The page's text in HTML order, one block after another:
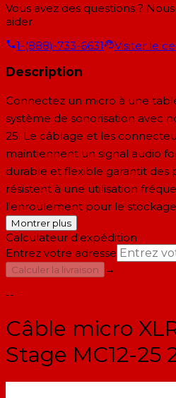
Vous avez des questions ?
aider.
1-(888)-733-6631
Visiter le
Description
Connectez un micro à une
système de sonorisation avec
25. Le câblage et les
maintiennent un signal audio
durable et flexible garantit des
résistent à une utilisation
l'enroulement pour le
Montrer plus
Calculateur d'expédition
Entrez votre adresse
Calculer la livraison
→
--
Câble micro
Stage MC12-25